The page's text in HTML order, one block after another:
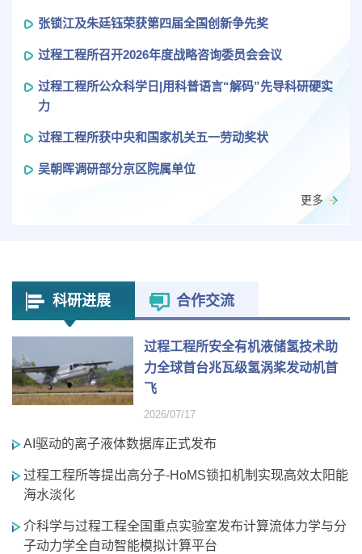
张锁江及朱廷钰荣获第四届全国创新争先奖
过程工程所召开2026年度战略咨询委员会会议
过程工程所公众科学日|用科普语言“解码”先导科研硬实
力
过程工程所获中央和国家机关五一劳动奖状
吴朝晖调研部分京区院属单位
更多
科研进展 合作交流
过程工程所安全有机液储氢技术助
力全球首台兆瓦级氢涡桨发动机首
飞
2026/07/17
AI驱动的离子液体数据库正式发布
过程工程所等提出高分子-HoMS锁扣机制实现高效太阳能
海水淡化
介科学与过程工程全国重点实验室发布计算流体力学与分
子动力学全自动智能模拟计算平台